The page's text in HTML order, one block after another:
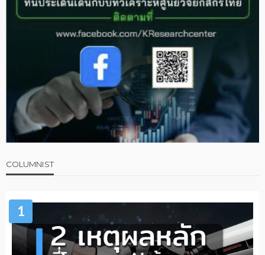
COLUMNIST
1